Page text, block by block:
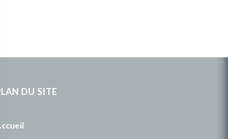
DU SITE